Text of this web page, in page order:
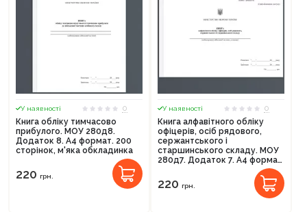
У наявності
0
Книга обліку тимчасово
прибулого. МОУ 280д8.
Додаток 8. А4 формат. 200
сторінок, м'яка обкладинка
220 грн.
У наявності
0
Книга алфавітного обліку
офіцерів, осіб рядового,
сержантського і
старшинського складу. МОУ
280д7. Додаток 7. А4 формат.
обкладинка
220 грн.